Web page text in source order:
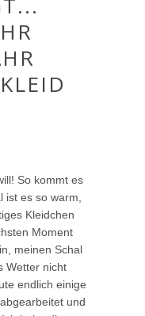
So kommt es
ist es so warm,
Kleidchen
Moment
meinen Schal
Wetter nicht
endlich einige
und